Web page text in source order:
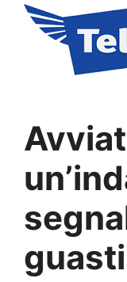
contenuto